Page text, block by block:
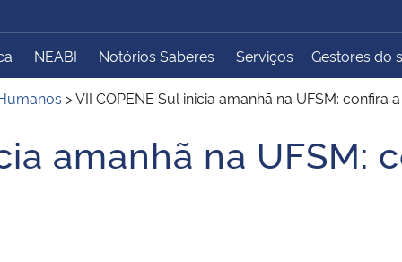
Ministério do
Desenvolvimento Regional
Controladoria-Geral da
União
Advocacia-Geral da União Banco Central do Brasil
NEABI Notórios Saberes Serviços Gestores do
>VII COPENE Sul inicia amanhã na UFSM: confira
amanhã na UFSM: